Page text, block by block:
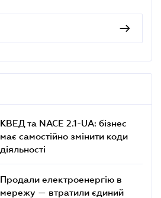
КВЕД та NACE 2.1-UA: бізнес
має самостійно змінити коди
діяльності
Продали електроенергію в
мережу — втратили єдиний